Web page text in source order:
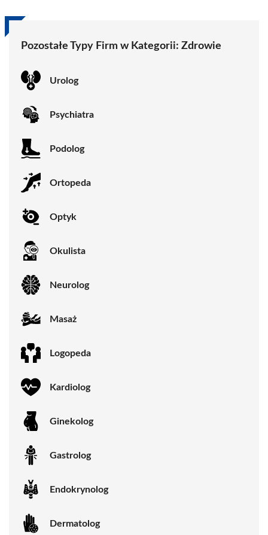
Pozostałe Typy Firm w Kategorii: Zdrowie
Urolog
Psychiatra
Podolog
Ortopeda
Optyk
Okulista
Neurolog
Masaż
Logopeda
Kardiolog
Ginekolog
Gastrolog
Endokrynolog
Dermatolog